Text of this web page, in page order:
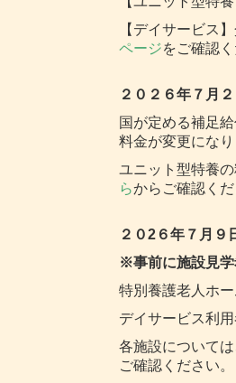
【デイサービス
ページをご確認く
２０２６年７月２
国が定める補足
料金が変更になり
ユニット型特養
らからご確認くだ
２０2６年７ 月９
※事前に施設見学
特別養護老人ホ
デイサービス利
各施設については
ご確認ください。